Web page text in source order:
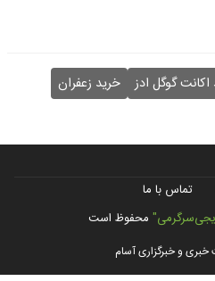
گوگل ادز
خرید زعفران
تماس با ما
محفوظ است
و خبرگزاری آسام